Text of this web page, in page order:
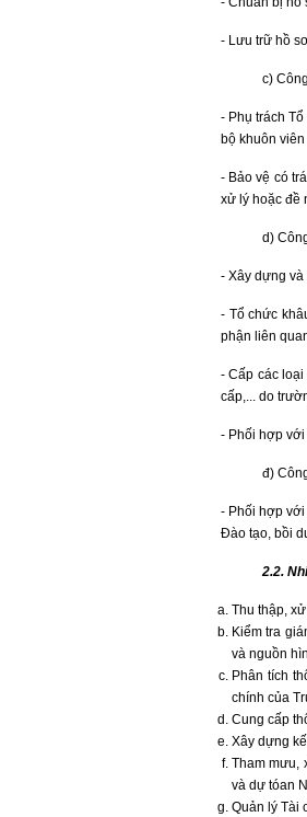
- Lưu trữ hồ
c)
- Phụ trách
bộ khuôn
- Bảo vệ có
xử lý hoặc đề
d)
- Xây dựng
- Tổ chức
phận liên
- Cấp các
cấp,... do
- Phối hợp
đ)
- Phối hợp với
Đào tạo, bồi
2.2.
Thu thập,
Kiểm tra
và nguồn
Phân tích
chính của
Cung cấp
Xây dựng
Tham mưu,
và dự tóan
Quản lý Tài